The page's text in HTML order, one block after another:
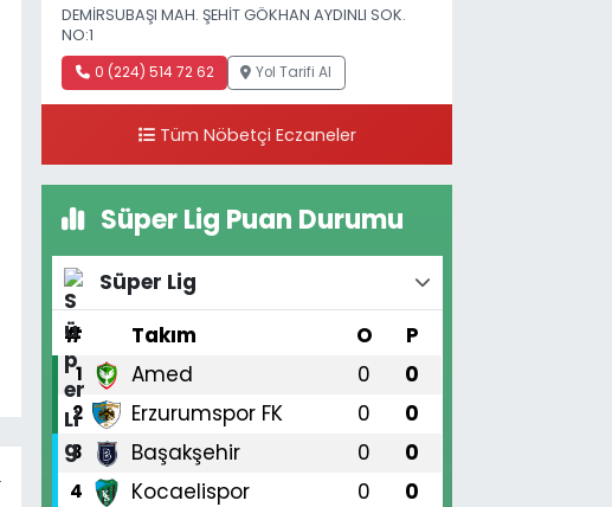
DEMİRSUBAŞI MAH. ŞEHİT GÖKHAN AYDINLI SOK.
NO:1
0 (224) 514 72 62 Yol Tarifi Al
Tüm Nöbetçi Eczaneler
Süper Lig Puan Durumu
Süper Lig
#
Takım O P
1 Amed 0 0
2 Erzurumspor FK 0 0
3 Başakşehir 0 0
4 Kocaelispor 0 0